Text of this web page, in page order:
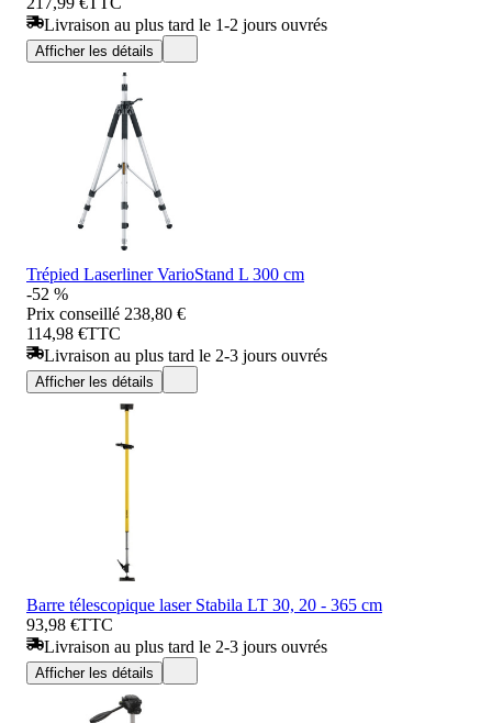
Livraison au plus tard le 1-2 jours ouvrés
Afficher les détails
Trépied Laserliner VarioStand L 300 cm
-52 %
Prix conseillé 238,80 €
114,98 €TTC
Livraison au plus tard le 2-3 jours ouvrés
Afficher les détails
Barre télescopique laser Stabila LT 30, 20 - 365 cm
93,98 €TTC
Livraison au plus tard le 2-3 jours ouvrés
Afficher les détails